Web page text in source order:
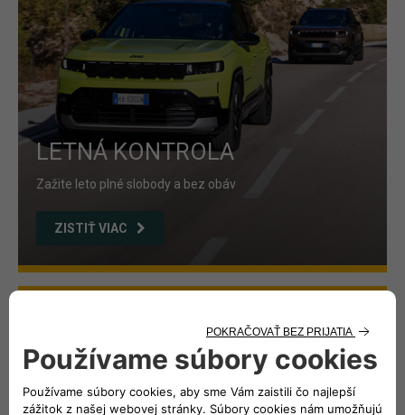
LETNÁ KONTROLA
Zažite leto plné slobody a bez obáv
ZISTIŤ VIAC